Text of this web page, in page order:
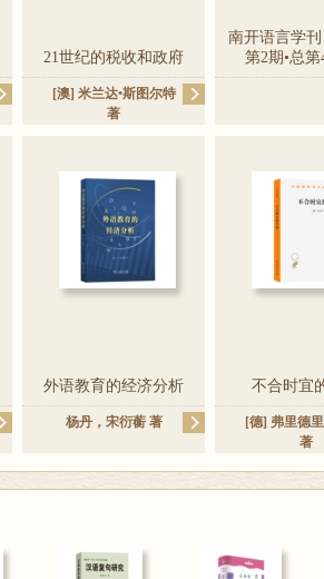
21世纪的税收和政府
[澳] 米兰达•斯图尔特
著
南开语言学刊
第2期•总
外语教育的经济分析
杨丹， 宋衍蘅著
不合时宜
[德] 弗里德
著